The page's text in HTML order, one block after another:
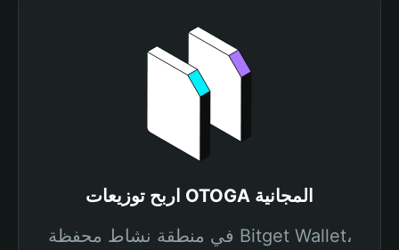
اربح توزيعات OTOGA المجانية
في منطقة نشاط محفظة Bitget Wallet،